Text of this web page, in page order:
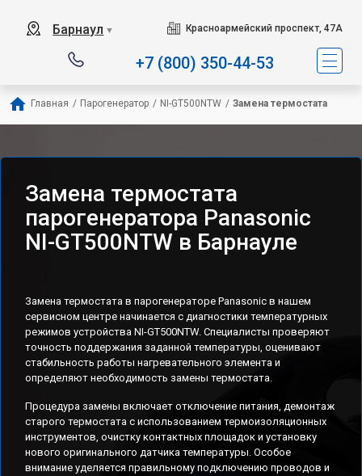
Барнаул ▼ Красноармейский проспект, 47А
+7 (800) 350-44-53
Главная / Парогенератор / NI-GT500NTW / Замена термостата
Замена термостата
парогенератора Panasonic
NI-GT500NTW в Барнауле
Замена термостата в парогенераторе Panasonic в нашем
сервисном центре начинается с диагностики температурных
режимов устройства NI-GT500NTW. Специалисты проверяют
точность поддержания заданной температуры, оценивают
стабильность работы нагревательного элемента и
определяют необходимость замены термостата.
Процедура замены включает отключение питания, демонтаж
старого термостата с использованием термоизоляционных
инструментов, очистку контактных площадок и установку
нового оригинального датчика температуры. Особое
внимание уделяется правильному подключению проводов и